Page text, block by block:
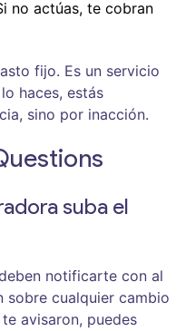
no actúas, te cobran
fijo. Es un servicio
haces, estás
sino por inacción.
suba el
notificarte con al
sobre cualquier cambio
avisaron, puedes